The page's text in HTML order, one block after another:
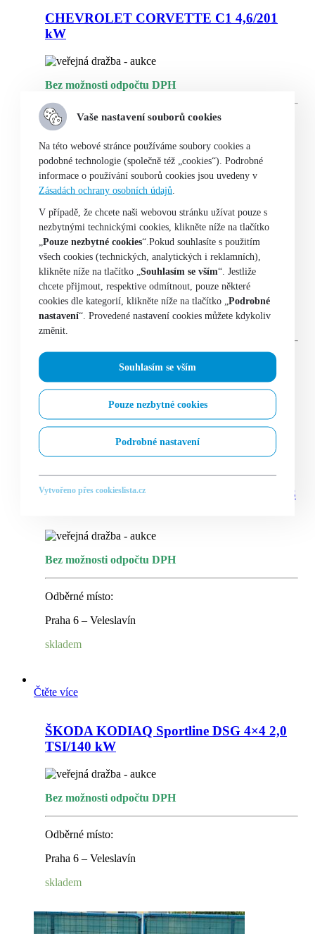
CHEVROLET CORVETTE C1 4,6/201
kW
Bez možnosti odpočtu DPH
Odběrné místo:
Externí sklad
skladem
Čtěte více
HYUNDAI I30 Fastback Mild hybrid 1,5
T-GDI/117 kW
Bez možnosti odpočtu DPH
Praha 6 – Veleslavín
Čtěte více
MERCEDES-BENZ E220d Wagon 2,0/143
Bez možnosti odpočtu DPH
Odběrné místo:
Praha 6 – Veleslavín
skladem
Čtěte více
ŠKODA KODIAQ Sportline DSG 4×4 2,0
TSI/140 kW
Bez možnosti odpočtu DPH
Odběrné místo:
Praha 6 – Veleslavín
skladem
Vaše nastavení souborů cookies
Na této webové stránce používáme soubory cookies a
podobné technologie (společně též „cookies“). Podrobné
informace o používání souborů cookies jsou uvedeny v
Zásadách ochrany osobních údajů
V případě, že chcete naši webovou stránku užívat pouze s
nezbytnými technickými cookies, klikněte níže na tlačítko
„Pouze nezbytné cookies“.Pokud souhlasíte s použitím
všech cookies (technických, analytických i reklamních),
klikněte níže na tlačítko „Souhlasím se vším“. Jestliže
chcete přijmout, respektive odmítnout, pouze některé
cookies dle kategorií, klikněte níže na tlačítko „Podrobné
nastavení“. Provedené nastavení cookies můžete kdykoliv
změnit.
Souhlasím se vším
Pouze nezbytné cookies
Podrobné nastavení
Vytvořeno přes cookieslista.cz